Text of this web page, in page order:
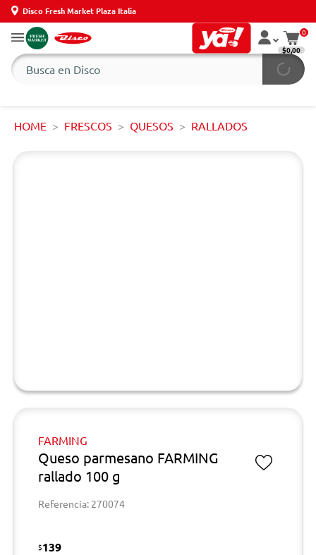
Disco Fresh Market Plaza Italia
0
$0,00
HOME FRESCOS QUESOS RALLADOS
FARMING
Queso parmesano FARMING
rallado 100 g
Referencia: 270074
$139